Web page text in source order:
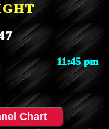
11:45 pm
Chart